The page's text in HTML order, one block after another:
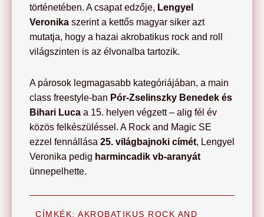
történetében. A csapat edzője, Lengyel
Veronika szerint a kettős magyar siker azt
mutatja, hogy a hazai akrobatikus rock and roll
világszinten is az élvonalba tartozik.
A párosok legmagasabb kategóriájában, a main
class freestyle-ban Pór-Zselinszky Benedek és
Bihari Luca a 15. helyen végzett – alig fél év
közös felkészüléssel. A Rock and Magic SE
ezzel fennállása 25. világbajnoki címét, Lengyel
Veronika pedig harmincadik vb-aranyát
ünnepelhette.
CÍMKÉK: AKROBATIKUS ROCK AND